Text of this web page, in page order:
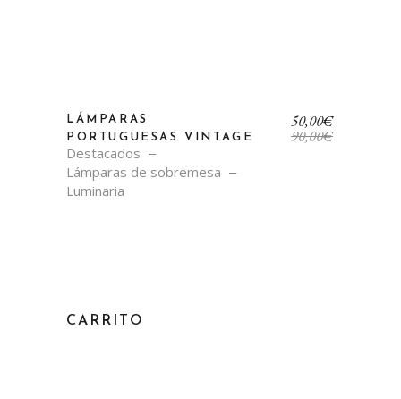
LÁMPARAS
PORTUGUESAS VINTAGE
Destacados
Lámparas de sobremesa
Luminaria
90,00€
El
precio
50,00€El
precio
CARRITO